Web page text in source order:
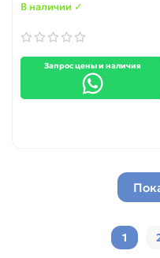
В наличии ✓
Запрос цены и наличия
1